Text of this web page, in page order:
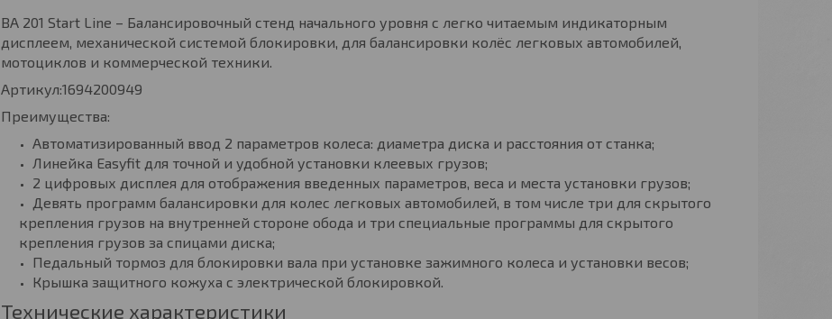
BA 201 Start Line – Балансировочный стенд начального уровня с легко читаемым индикаторным
дисплеем, механической системой блокировки, для балансировки колёс легковых автомобилей,
мотоциклов и коммерческой техники.
Артикул:1694200949
Преимущества:
Автоматизированный ввод 2 параметров колеса: диаметра диска и расстояния от станка;
Линейка Easyfit для точной и удобной установки клеевых грузов;
2 цифровых дисплея для отображения введенных параметров, веса и места установки грузов;
Девять программ балансировки для колес легковых автомобилей, в том числе три для скрытого
крепления грузов на внутренней стороне обода и три специальные программы для скрытого
крепления грузов за спицами диска;
Педальный тормоз для блокировки вала при установке зажимного колеса и установки весов;
Крышка защитного кожуха с электрической блокировкой.
Технические характеристики